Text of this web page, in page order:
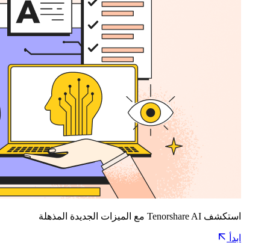
استكشف Tenorshare AI مع الميزات الجديدة المذهلة
ابدأ